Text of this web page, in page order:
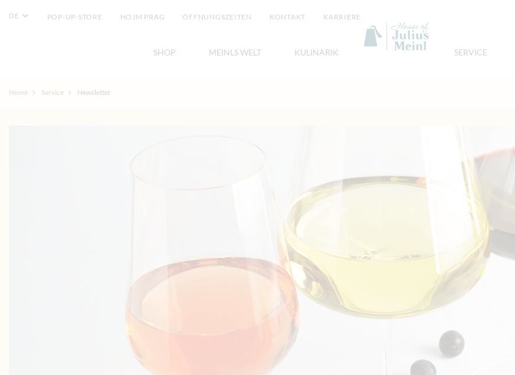
DE POP-UP-STORE HOJM PRAG ÖFFNUNGSZEITEN KONTAKT KARRIERE
SHOP MEINLS WELT KULINARIK SERVICE
Home Service Newsletter